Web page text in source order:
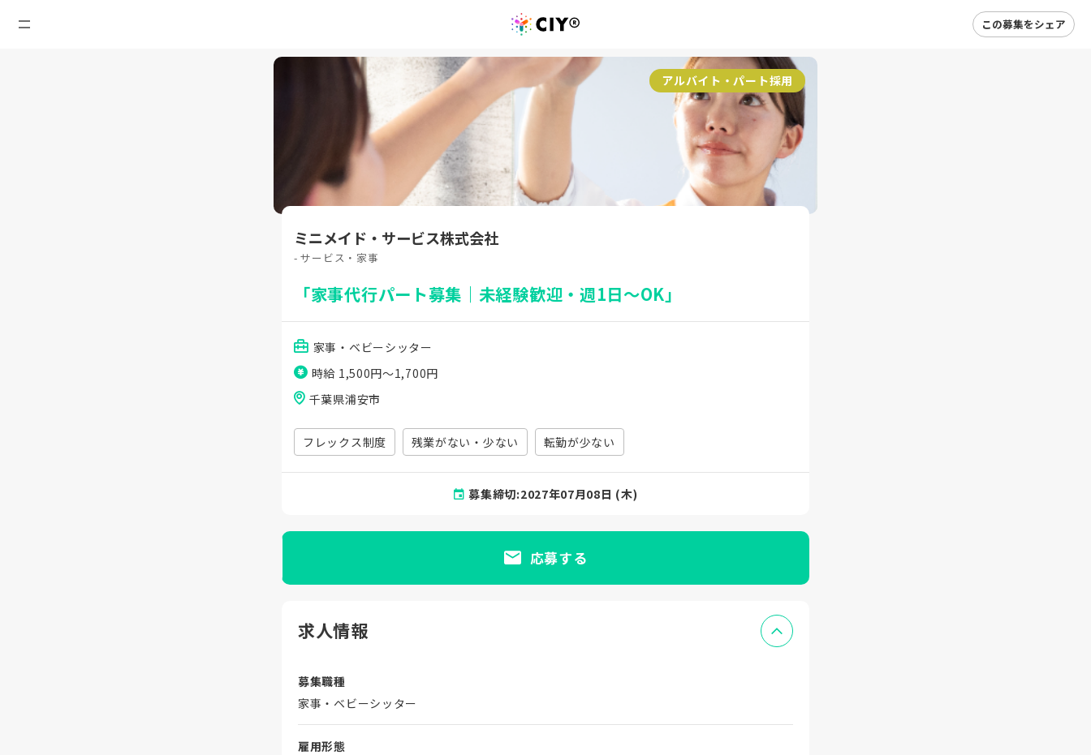
この募集をシェア
アルバイト・パート採用
ミニメイド・サービス株式会社
- サービス・家事
「家事代行パート募集｜未経験歓迎・週1日～OK」
家事・ベビーシッター
時給 1,500円〜1,700円
千葉県浦安市
フレックス制度 残業がない・少ない 転勤が少ない
募集締切:2027年07月08日 (木)
応募する
求人情報
募集職種
家事・ベビーシッター
雇用形態